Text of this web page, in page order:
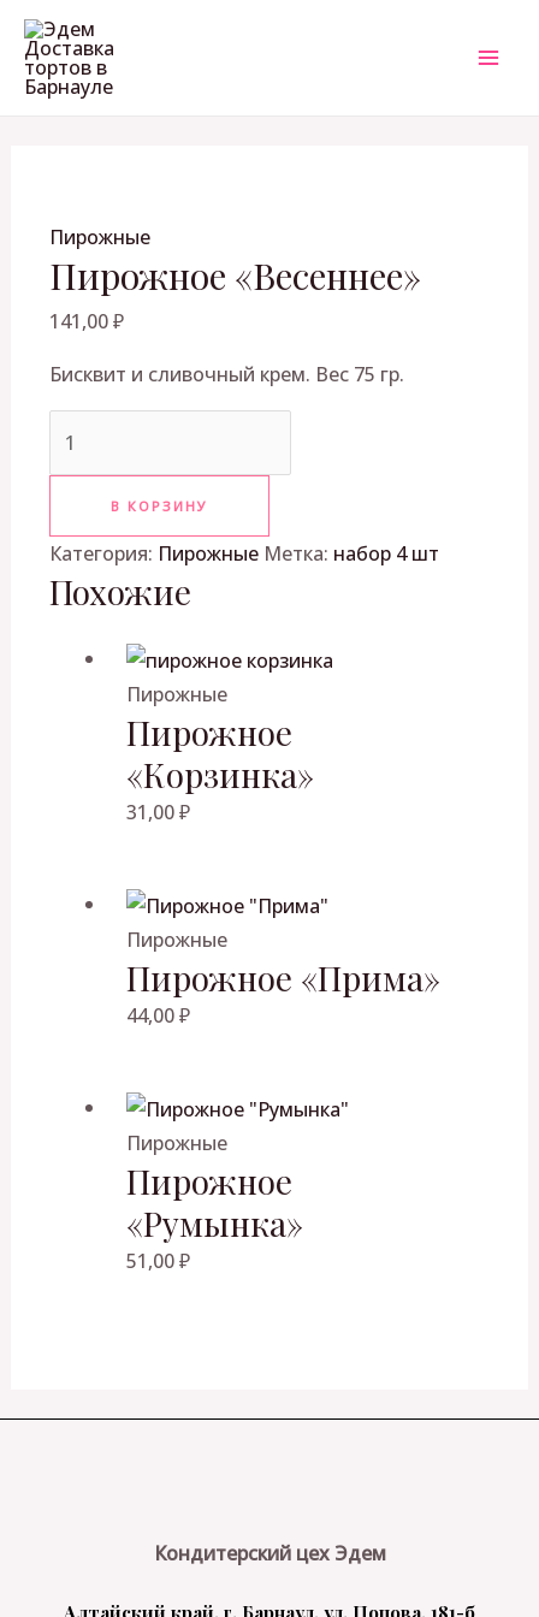
Перейти
содержимому
Пирожные
Пирожное «Весеннее»
141,00₽
Бисквит и сливочный крем. Вес 75 гр.
Количество
товара
Пирожное
В КОРЗИНУ
Категория: Пирожные Метка: набор 4 шт
Похожие
Пирожные
Пирожное
«Корзинка»
31,00₽
Пирожные
Пирожное «Прима»
44,00₽
Пирожные
Пирожное
«Румынка»
51,00₽
Кондитерский цех Эдем
Алтайский край, г. Барнаул, ул. Попова, 181-б